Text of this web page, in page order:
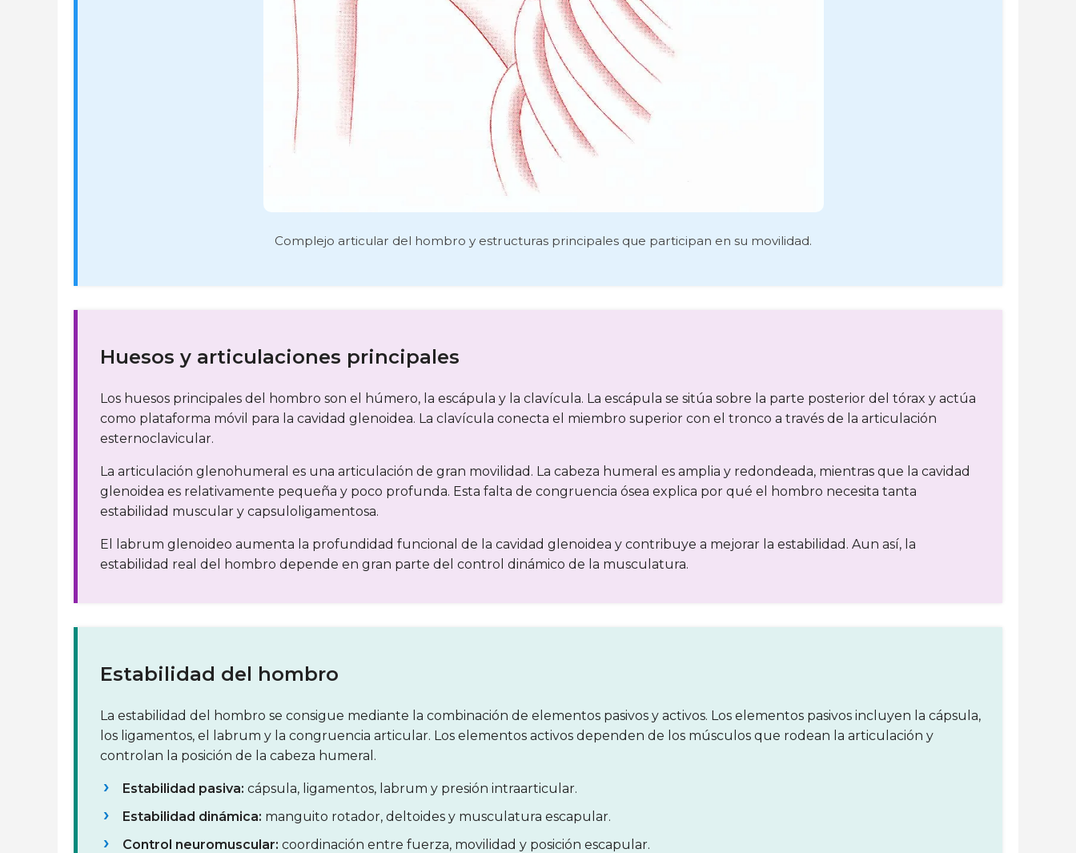
Complejo articular del hombro y estructuras principales que participan en su movilidad.
Huesos y articulaciones principales
Los huesos principales del hombro son el húmero, la escápula y la clavícula. La escápula se sitúa sobre la parte posterior del tórax y actúa
como plataforma móvil para la cavidad glenoidea. La clavícula conecta el miembro superior con el tronco a través de la articulación
esternoclavicular.
La articulación glenohumeral es una articulación de gran movilidad. La cabeza humeral es amplia y redondeada, mientras que la cavidad
glenoidea es relativamente pequeña y poco profunda. Esta falta de congruencia ósea explica por qué el hombro necesita tanta
estabilidad muscular y capsuloligamentosa.
El labrum glenoideo aumenta la profundidad funcional de la cavidad glenoidea y contribuye a mejorar la estabilidad. Aun así, la
estabilidad real del hombro depende en gran parte del control dinámico de la musculatura.
Estabilidad del hombro
La estabilidad del hombro se consigue mediante la combinación de elementos pasivos y activos. Los elementos pasivos incluyen la cápsula,
los ligamentos, el labrum y la congruencia articular. Los elementos activos dependen de los músculos que rodean la articulación y
controlan la posición de la cabeza humeral.
Estabilidad pasiva: cápsula, ligamentos, labrum y presión intraarticular.
Estabilidad dinámica: manguito rotador, deltoides y musculatura escapular.
Control neuromuscular: coordinación entre fuerza, movilidad y posición escapular.